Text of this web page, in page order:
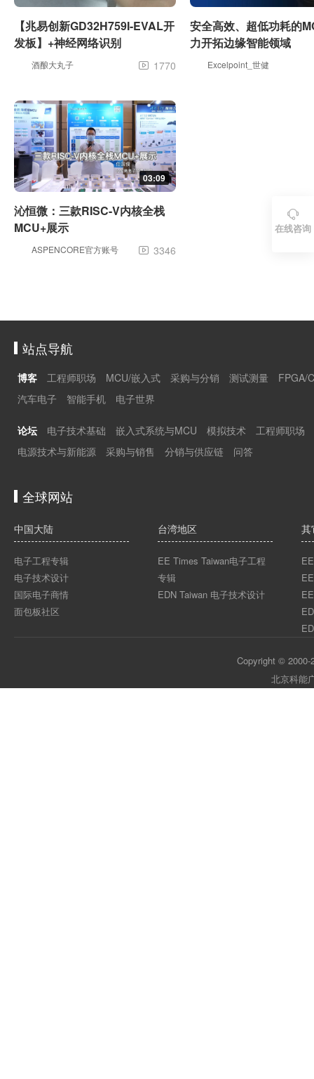
【兆易创新GD32H759I-EVAL开
发板】+神经网络识别
酒酿大丸子  1770
安全高效、超低功耗的
力开拓边缘智能领域
Excelpoint_世健
03:09
沁恒微：三款RISC-V内核全栈
MCU+展示
ASPENCORE官方账号  3346
站点导航
博客 工程师职场 MCU/嵌入式 采购与分销 测试测量
FPGA/
汽车电子
智能手机 电子世界
论坛 电子技术基础 嵌入式系统与MCU 模拟技术
工程师职场
电源技术与新能源
采购与销售 分销与供应链 问答
全球网站
中国大陆
电子工程专辑
电子技术设计
国际电子商情
面包板社区
台湾地区
EE Times Taiwan电子工程
专辑
EDN Taiwan 电子技术设计
其
Copyright © 2000-
北京科能

在线咨询